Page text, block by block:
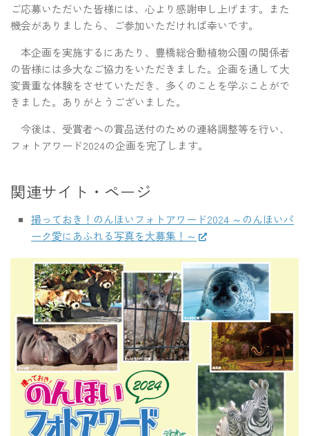
ご応募いただいた皆様には、心より感謝申し上げます。また
機会がありましたら、ご参加いただければ幸いです。
本企画を実施するにあたり、豊橋総合動植物公園の関係者
の皆様には多大なご協力をいただきました。企画を通して大
変貴重な体験をさせていただき、多くのことを学ぶことがで
きました。ありがとうございました。
今後は、受賞者への賞品送付のための連絡調整等を行い、
フォトアワード2024の企画を完了します。
関連サイト・ページ
撮っておき！のんほいフォトアワード2024 ～のんほいパ
ーク愛にあふれる写真を大募集！～